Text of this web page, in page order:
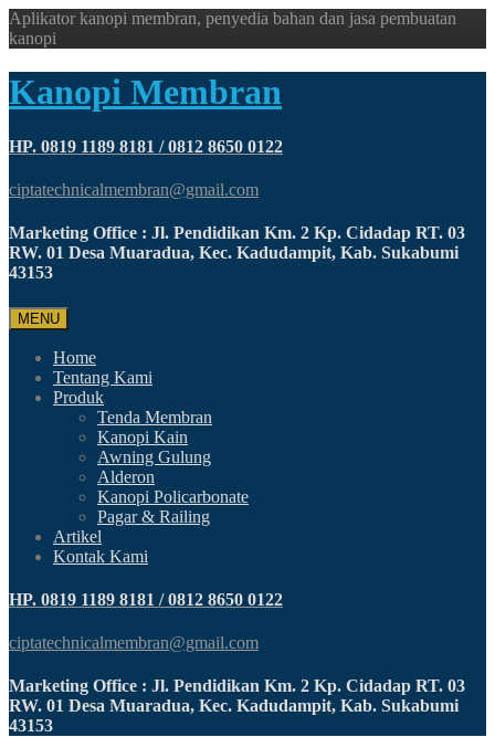
Aplikator kanopi membran, penyedia bahan dan jasa pembuatan
kanopi
Kanopi Membran
HP. 0819 1189 8181 / 0812 8650 0122
ciptatechnicalmembran@gmail.com
Marketing Office : Jl. Pendidikan Km. 2 Kp. Cidadap RT. 03
RW. 01 Desa Muaradua, Kec. Kadudampit, Kab. Sukabumi
43153
MENU
Home
Tentang Kami
Produk
Tenda Membran
Kanopi Kain
Awning Gulung
Alderon
Kanopi Policarbonate
Pagar & Railing
Artikel
Kontak Kami
HP. 0819 1189 8181 / 0812 8650 0122
ciptatechnicalmembran@gmail.com
Marketing Office : Jl. Pendidikan Km. 2 Kp. Cidadap RT. 03
RW. 01 Desa Muaradua, Kec. Kadudampit, Kab. Sukabumi
43153